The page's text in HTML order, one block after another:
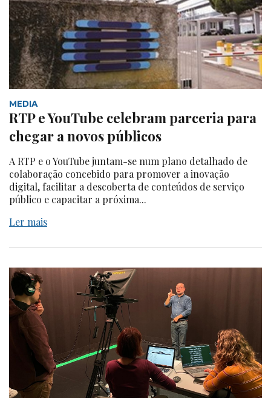
MEDIA
RTP e YouTube celebram parceria para
chegar a novos públicos
A RTP e o YouTube juntam-se num plano detalhado de
colaboração concebido para promover a inovação
digital, facilitar a descoberta de conteúdos de serviço
público e capacitar a próxima...
Ler mais